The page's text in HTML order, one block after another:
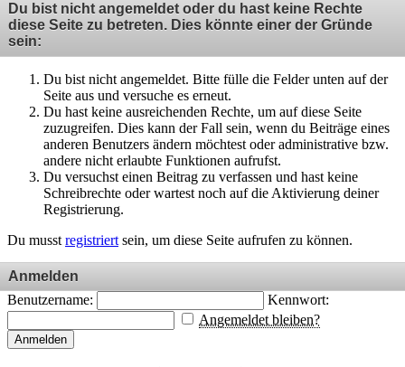
Du bist nicht angemeldet oder du hast keine Rechte
diese Seite zu betreten. Dies könnte einer der Gründe
sein:
Du bist nicht angemeldet. Bitte fülle die Felder unten auf der
Seite aus und versuche es erneut.
Du hast keine ausreichenden Rechte, um auf diese Seite
zuzugreifen. Dies kann der Fall sein, wenn du Beiträge eines
anderen Benutzers ändern möchtest oder administrative bzw.
andere nicht erlaubte Funktionen aufrufst.
Du versuchst einen Beitrag zu verfassen und hast keine
Schreibrechte oder wartest noch auf die Aktivierung deiner
Registrierung.
Du musst registriert sein, um diese Seite aufrufen zu können.
Anmelden
Benutzername:
Kennwort:
Angemeldet bleiben?
Anmelden